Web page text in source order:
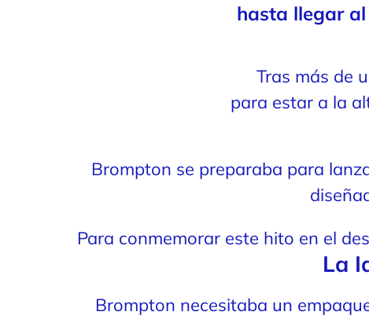
hasta llegar
Tras más de
para estar a la
Brompton se preparaba para
Para conmemorar este hito en el
La
Brompton necesitaba un